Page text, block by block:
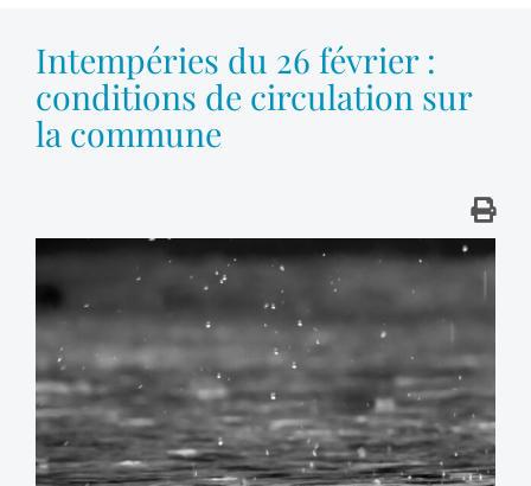
Intempéries du 26 février :
conditions de circulation sur
la commune